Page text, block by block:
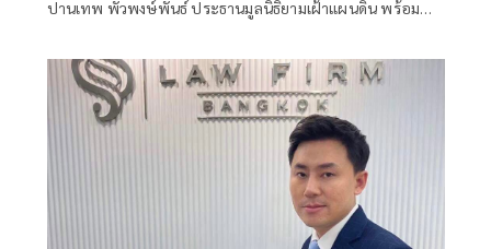
ปานเทพ พัวพงษ์พันธ์ ประธานมูลนิธิยามเฝ้าแผนดิน พร้อม